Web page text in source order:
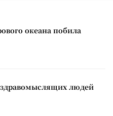
океана побила
людей